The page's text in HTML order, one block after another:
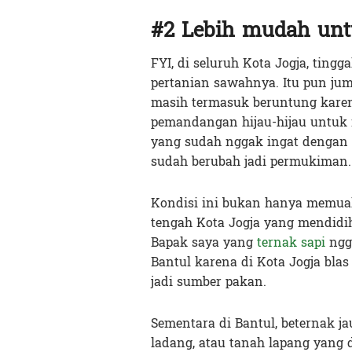
#2 Lebih mudah
FYI, di seluruh Kota Jogja,
pertanian sawahnya. Itu pun
masih termasuk beruntung
pemandangan hijau-hijau
yang sudah nggak ingat
sudah berubah jadi permukiman.
Kondisi ini bukan hanya
tengah Kota Jogja yang
Bapak saya yangternak sapi
Bantul karena di Kota Jogja
jadi sumber pakan.
Sementara di Bantul, beternak
ladang, atau tanah lapang